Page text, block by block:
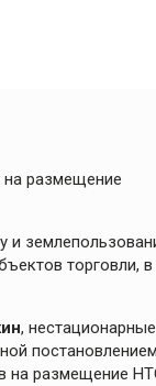
на размещение
и
торговли,
, нестационарные
постановлением
на размещение